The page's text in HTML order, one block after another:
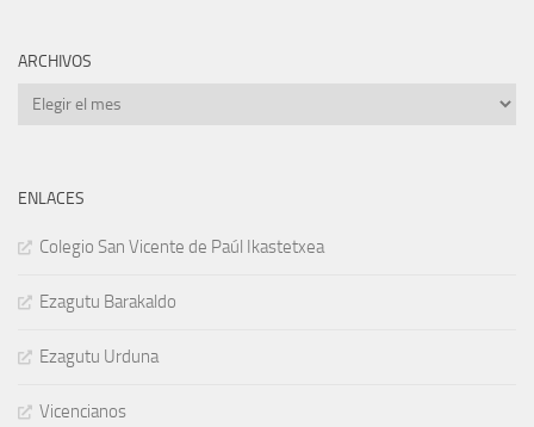
ARCHIVOS
Archivos
ENLACES
Colegio San Vicente de Paúl Ikastetxea
Ezagutu Barakaldo
Ezagutu Urduna
Vicencianos